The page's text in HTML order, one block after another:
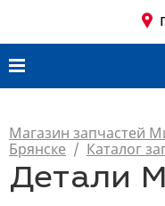
Магазин запчастей
Брянске / Каталог
Детали